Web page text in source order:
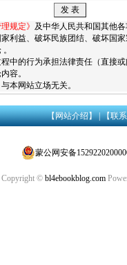
规定》 及中华人民共和国其他
利益、破坏民族团结、破坏国
中的行为承担法律责任（直接
容。
本网站立场无关。
【网站介绍】|【联
蒙公网安备
Copyright © bl4ebookblog.com